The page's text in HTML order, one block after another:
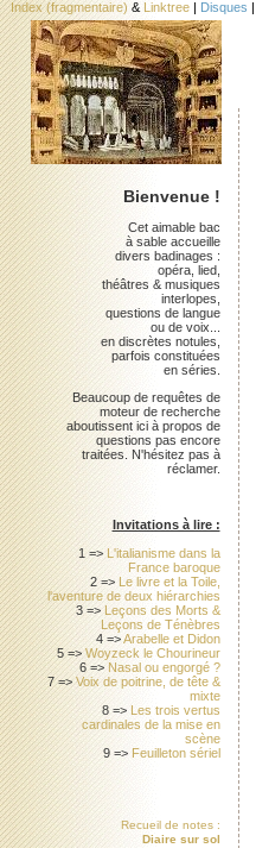
Index (fragmentaire) & Linktree | Disques |
Bienvenue !
Cet aimable bac
à sable accueille
divers badinages :
opéra, lied,
théâtres & musiques
interlopes,
questions de langue
ou de voix...
en discrètes notules,
parfois constituées
en séries.
Beaucoup de requêtes de
moteur de recherche
aboutissent ici à propos de
questions pas encore
traitées. N'hésitez pas à
réclamer.
Invitations à lire :
1 => L'italianisme dans la
France baroque
2 => Le livre et la Toile,
l'aventure de deux hiérarchies
3 => Leçons des Morts &
Leçons de Ténèbres
4 =>Arabelle et Didon
5 =>Woyzeck le Chourineur
6 => Nasal ou engorgé ?
7 =>Voix de poitrine, de tête &
mixte
8 => Les trois vertus
cardinales de la mise en
scène
9 => Feuilleton sériel
Recueil de notes :
Diaire sur sol